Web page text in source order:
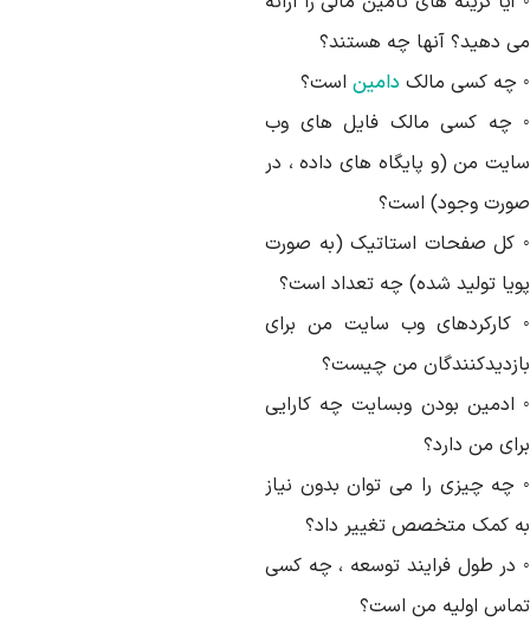
دهید؟ آنها چه هستند؟
چه کسی مالکدامیناست؟
چه کسی مالک فایل های وب
من (و پایگاه های داده ، در
وجود) است؟
کل صفحات استاتیک (به صورت
تولید شده) چه تعداد است؟
کارکردهای وب سایت من برای
من چیست؟
ادمین بودن وبسایت چه کارایی
من دارد؟
چه چیزی را می توان بدون نیاز
کمک متخصص تغییر داد؟
در طول فرایند توسعه ، چه کسی
اولیه من است؟